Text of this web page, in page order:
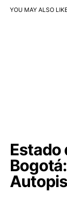
YOU MAY ALSO
Estado